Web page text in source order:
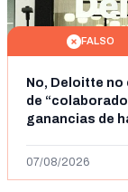
FALSO
No, Deloitte
de
ganancias de
07/08/2026